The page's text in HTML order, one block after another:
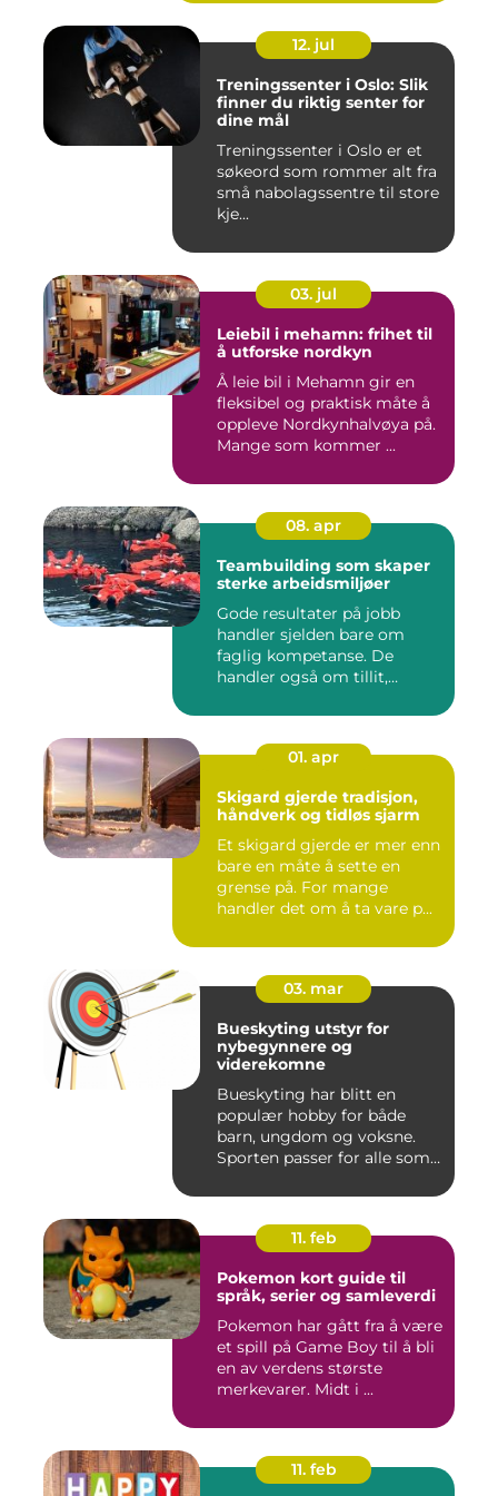
12. jul
Treningssenter i Oslo: Slik
finner du riktig senter for
dine mål
Treningssenter i Oslo er et
søkeord som rommer alt fra
små nabolagssentre til store
kje...
03. jul
Leiebil i mehamn: frihet til
å utforske nordkyn
Å leie bil i Mehamn gir en
fleksibel og praktisk måte å
oppleve Nordkynhalvøya på.
Mange som kommer ...
08. apr
Teambuilding som skaper
sterke arbeidsmiljøer
Gode resultater på jobb
handler sjelden bare om
faglig kompetanse. De
handler også om tillit,
01. apr
Skigard gjerde tradisjon,
håndverk og tidløs sjarm
Et skigard gjerde er mer enn
bare en måte å sette en
grense på. For mange
handler det om å ta vare p...
03. mar
Bueskyting utstyr for
nybegynnere og
viderekomne
Bueskyting har blitt en
populær hobby for både
barn, ungdom og voksne.
Sporten passer for alle som
11. feb
Pokemon kort guide til
språk, serier og samleverdi
Pokemon har gått fra å være
et spill på Game Boy til å bli
en av verdens største
merkevarer. Midt i ...
11. feb